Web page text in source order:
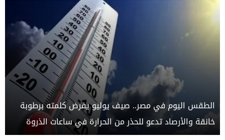
الطقس اليوم في مصر.. صيف يوليو يفرض كلمته برطوبة
خانقة والأرصاد تدعو للحذر من الحرارة في ساعات الذروة